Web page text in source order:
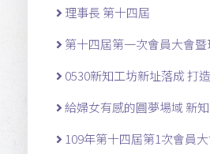
理事長 第十四屆
第十四屆第一次會員大會暨
0530新知工坊新址落成 打
給婦女有感的圓夢場域 新
109年第十四屆第1次會員